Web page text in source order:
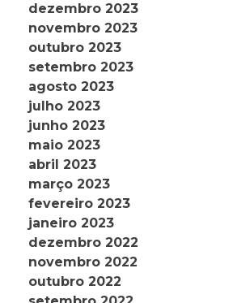
dezembro 2023
novembro 2023
outubro 2023
setembro 2023
agosto 2023
julho 2023
junho 2023
maio 2023
abril 2023
março 2023
fevereiro 2023
janeiro 2023
dezembro 2022
novembro 2022
outubro 2022